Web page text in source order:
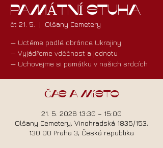
PAMÁTNÍ STUHA
čt 21. 5.
  |
Olšany Cemetery
— Uctěme padlé obránce Ukrajiny
— Vyjádřeme vděčnost a jednotu
— Uchovejme si památku v našich srdcích
Čas a místo
21. 5. 2026 13:30 – 15:00
Olšany Cemetery, Vinohradská 1835/153,
130 00 Praha 3, Česká republika